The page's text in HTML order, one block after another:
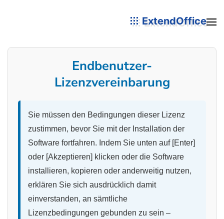
ExtendOffice
Endbenutzer-
Lizenzvereinbarung
Sie müssen den Bedingungen dieser Lizenz
zustimmen, bevor Sie mit der Installation der
Software fortfahren. Indem Sie unten auf [Enter]
oder [Akzeptieren] klicken oder die Software
installieren, kopieren oder anderweitig nutzen,
erklären Sie sich ausdrücklich damit
einverstanden, an sämtliche
Lizenzbedingungen gebunden zu sein –